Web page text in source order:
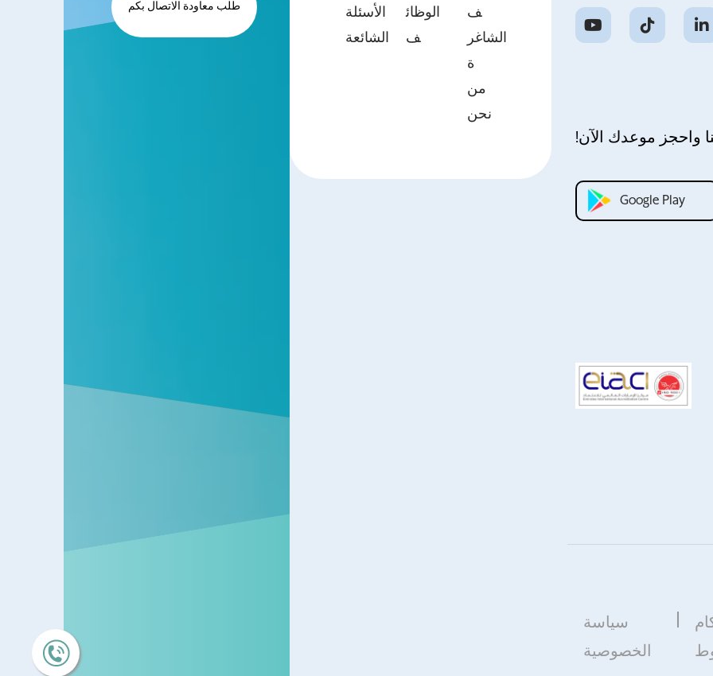
طلب معاودة الاتصال بكم
الأسئلة
الشائعة
الوظائ
ف
ف
الشاغر
ة
من
نحن
واحجز موعدك الآن!
Google Play
سياسة
الخصوصية